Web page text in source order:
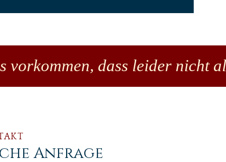
vorkommen, dass leider
Anfrage